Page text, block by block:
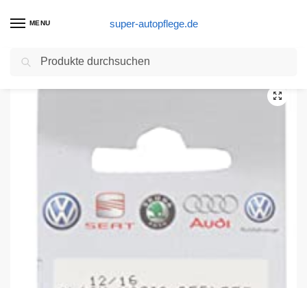
MENU super-autopflege.de
Start Autolackstift Produkte / Lackstift LA7W Reflexsilber Metallic A7W original Volkwagen Lackset